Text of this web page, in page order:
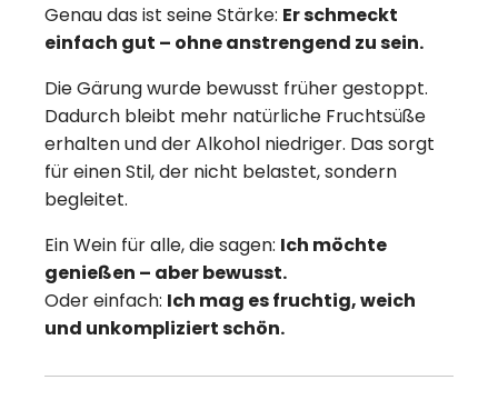
Genau das ist seine Stärke: Er schmeckt
einfach gut – ohne anstrengend zu sein.
Die Gärung wurde bewusst früher gestoppt.
Dadurch bleibt mehr natürliche Fruchtsüße
erhalten und der Alkohol niedriger. Das sorgt
für einen Stil, der nicht belastet, sondern
begleitet.
Ein Wein für alle, die sagen: Ich möchte
genießen – aber bewusst.
Oder einfach: Ich mag es fruchtig, weich
und unkompliziert schön.